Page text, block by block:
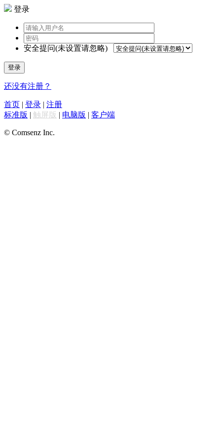
登录
安全提问(未设置请忽略)
登录
还没有注册？
首页 | 登录 | 注册
标准版 | 触屏版 | 电脑版 | 客户端
© Comsenz Inc.